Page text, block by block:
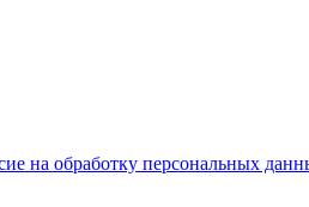
на обработку персональных